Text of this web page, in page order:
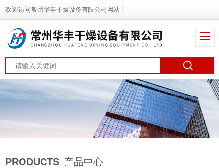
欢迎访问常州华丰干燥设备有限公司网站！
PRODUCTS 产品中心